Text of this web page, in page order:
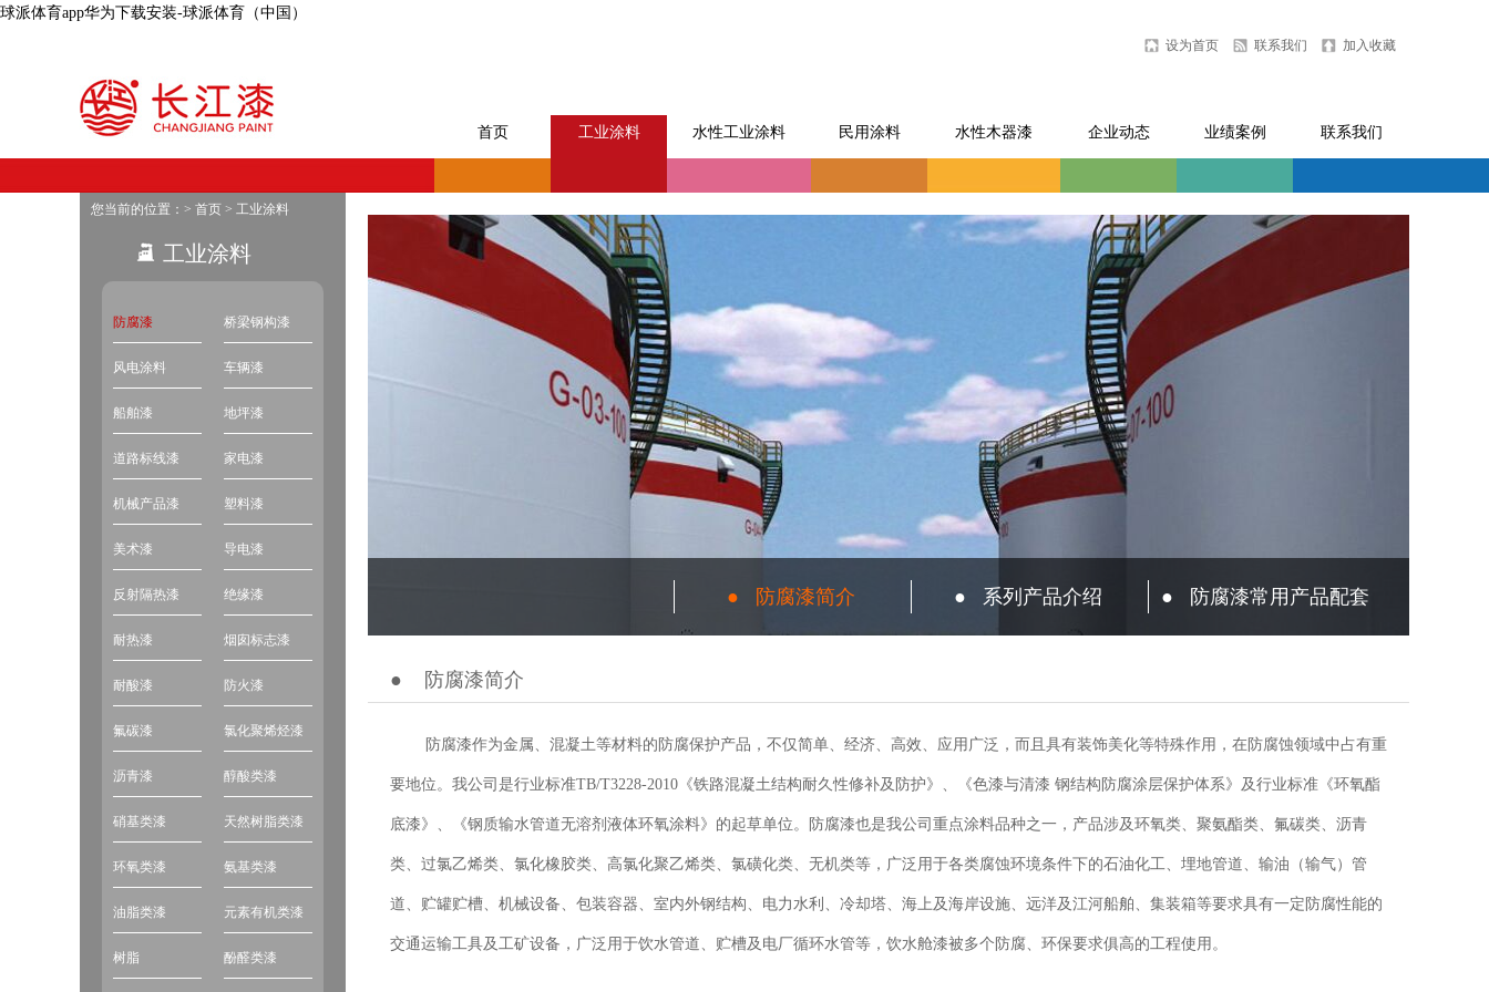
球派体育app华为下载安装-球派体育（中国）
设为首页 联系我们 加入收藏
首页 工业涂料 水性工业涂料 民用涂料 水性木器漆 企业动态 业绩案例 联系我们
您当前的位置：> 首页 > 工业涂料
工业涂料
防腐漆 桥梁钢构漆
风电涂料 车辆漆
船舶漆 地坪漆
道路标线漆 家电漆
机械产品漆 塑料漆
美术漆 导电漆
反射隔热漆 绝缘漆
耐热漆 烟囱标志漆
耐酸漆 防火漆
氟碳漆 氯化聚烯烃漆
沥青漆 醇酸类漆
硝基类漆 天然树脂类漆
环氧类漆 氨基类漆
油脂类漆 元素有机类漆
树脂 酚醛类漆
● 防腐漆简介 ● 系列产品介绍 ● 防腐漆常用产品配套
● 防腐漆简介
防腐漆作为金属、混凝土等材料的防腐保护产品，不仅简单、经济、高效、应用广泛，而且具有装饰美化等特殊作用，在防腐蚀领域中占有重
要地位。我公司是行业标准TB/T3228-2010《铁路混凝土结构耐久性修补及防护》、《色漆与清漆 钢结构防腐涂层保护体系》及行业标准《环氧酯
底漆》、《钢质输水管道无溶剂液体环氧涂料》的起草单位。防腐漆也是我公司重点涂料品种之一，产品涉及环氧类、聚氨酯类、氟碳类、沥青
类、过氯乙烯类、氯化橡胶类、高氯化聚乙烯类、氯磺化类、无机类等，广泛用于各类腐蚀环境条件下的石油化工、埋地管道、输油（输气）管
道、贮罐贮槽、机械设备、包装容器、室内外钢结构、电力水利、冷却塔、海上及海岸设施、远洋及江河船舶、集装箱等要求具有一定防腐性能的
交通运输工具及工矿设备，广泛用于饮水管道、贮槽及电厂循环水管等，饮水舱漆被多个防腐、环保要求俱高的工程使用。